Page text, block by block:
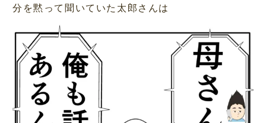
分を黙って聞いていた太郎さんは